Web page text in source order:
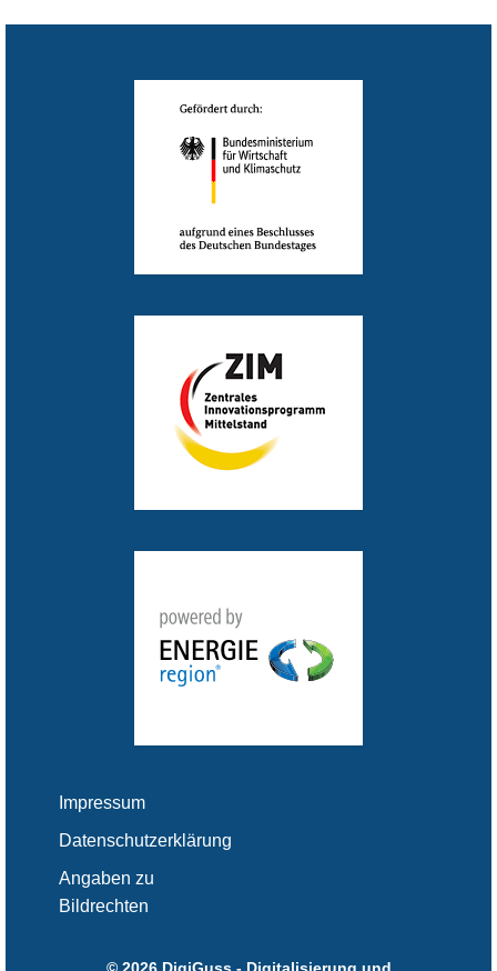
Impressum
Datenschutzerklärung
Angaben zu
Bildrechten